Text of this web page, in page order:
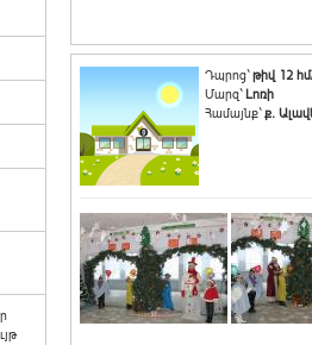
Դպրոց`թիվ 12
Մարզ` Լոռի
Համայնք`ք.